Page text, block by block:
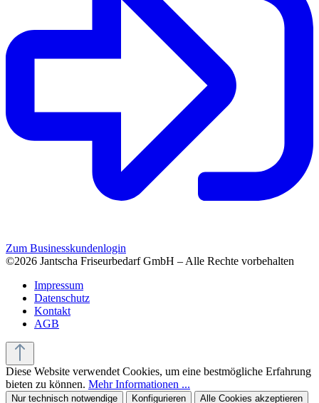
Zum Businesskundenlogin
©2026 Jantscha Friseurbedarf GmbH – Alle Rechte vorbehalten
Impressum
Datenschutz
Kontakt
AGB
Diese Website verwendet Cookies, um eine bestmögliche Erfahrung
bieten zu können. Mehr Informationen ...
Nur technisch notwendige Konfigurieren Alle Cookies akzeptieren